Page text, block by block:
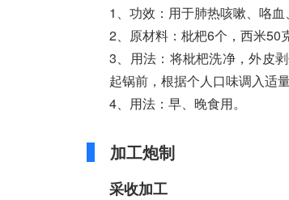
1、功效：用于肺热咳嗽、咯血
2、原材料：枇杷6个，西米50
3、用法：将枇杷洗净，外皮
起锅前，根据个人口味调入适
4、用法：早、晚食用。
加工炮制
采收加工